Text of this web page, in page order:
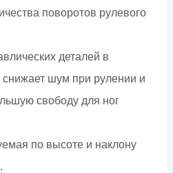
поворотов рулевого
деталей в
снижает шум при рулении и
свободу для ног
по высоте и наклону